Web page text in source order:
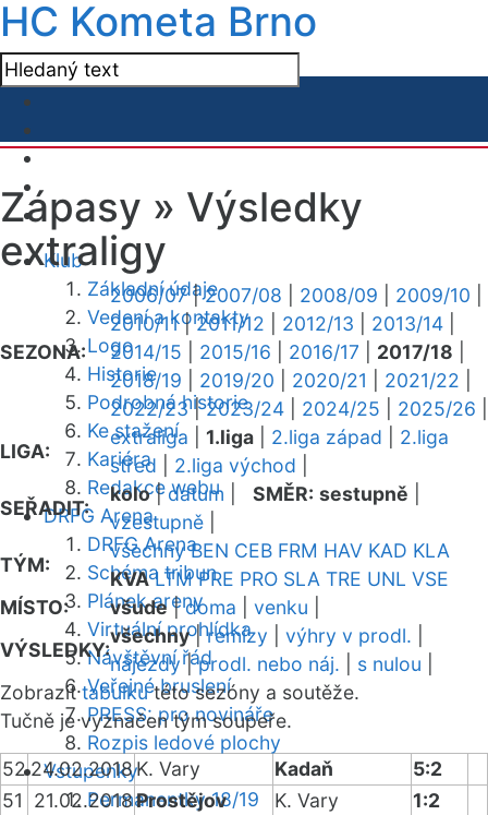
HC Kometa Brno
Klub
Základní údaje
Vedení a kontakty
Logo
Historie
Podrobná historie
Ke stažení
Kariéra
Redakce webu
DRFG Arena
DRFG Arena
Schéma tribun
Plánek areny
Virtuální prohlídka
Návštěvní řád
Veřejné bruslení
PRESS: pro novináře
Rozpis ledové plochy
Vstupenky
Permanentky 18/19
Zápasy » Výsledky
extraligy
SEZONA:
2006/07|2007/08 2008/09 2009/10
2010/11|2011/12 2012/13 2013/14
2014/15
2015/16 2016/17 2017/18
2018/19
2019/20 2020/21 2021/22
2022/23|2023/24 2024/25 2025/26
LIGA:
extraliga 1.liga 2.liga západ
2.liga
střed
2.liga východ
SEŘADIT:
kolo|datum SMĚR: sestupně
vzestupně
TÝM:
všechny BEN CEB FRM HAV KAD KLA
KVA LTM PRE PRO SLA TRE UNL VSE
MÍSTO:
všude|doma venku
VÝSLEDKY:
všechny|remízy výhry v prodl.
nájezdy|prodl. nebo náj. s nulou
Zobrazittabulkutéto sezóny a soutěže.
Tučně je vyznačen tým soupeře.
52 24.02.2018K. Vary Kadaň
5:2
51
21.02.2018Prostějov K. Vary
1:2